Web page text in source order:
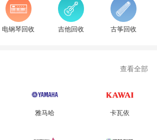
电钢琴回收 吉他回收 古筝回收
查看全部
雅马哈 卡瓦依